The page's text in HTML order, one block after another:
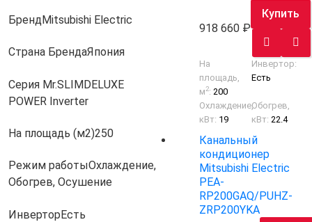
БрендMitsubishi Electric
Страна БрендаЯпония
Серия Mr.SLIMDELUXE
POWER Inverter
На площадь (м2)250
Режим работыОхлаждение,
Обогрев, Осушение
ИнверторЕсть
918 660
Купить
На
площадь,
м2:200
Инвертор:
Есть
Охлаждение,
кВт: 19
Обогрев,
кВт:22.4
Канальный
кондиционер
Mitsubishi Electric
PEA-
RP200GAQ/PUHZ-
ZRP200YKA